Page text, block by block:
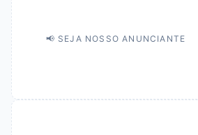
📢 SEJA NOSSO ANUNCIANTE